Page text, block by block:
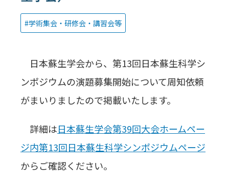
学術集会・研修会・講習会等
日本蘇生学会から、第13回日本蘇生科学シ
ンポジウムの演題募集開始について周知依頼
がまいりましたので掲載いたします。
詳細は日本蘇生学会第39回大会ホームペー
ジ内第13回日本蘇生科学シンポジウムページ
からご確認ください。